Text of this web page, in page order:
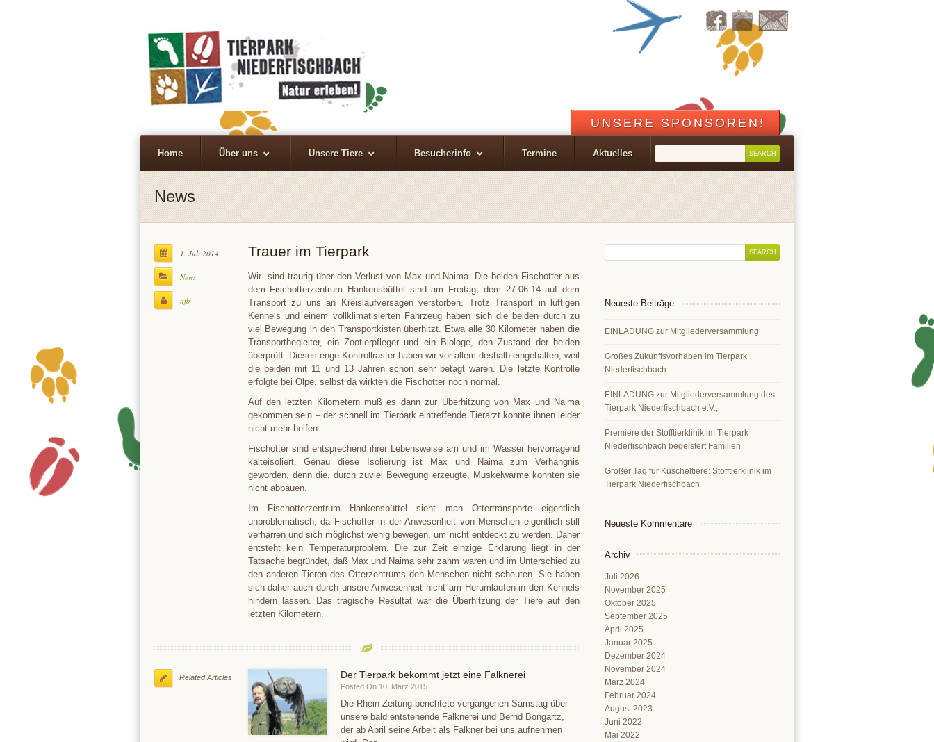
UNSERE SPONSOREN!
Home Über uns Unsere Tiere Besucherinfo Termine Aktuelles
News
1. Juli 2014
News
nfb
Trauer im Tierpark
Wir sind traurig über den Verlust von Max und Naima. Die beiden Fischotter aus
dem Fischotterzentrum Hankensbüttel sind am Freitag, dem 27.06.14 auf dem
Transport zu uns an Kreislaufversagen verstorben. Trotz Transport in luftigen
Kennels und einem vollklimatisierten Fahrzeug haben sich die beiden durch zu
viel Bewegung in den Transportkisten überhitzt. Etwa alle 30 Kilometer haben die
Transportbegleiter, ein Zootierpfleger und ein Biologe, den Zustand der beiden
überprüft. Dieses enge Kontrollraster haben wir vor allem deshalb eingehalten, weil
die beiden mit 11 und 13 Jahren schon sehr betagt waren. Die letzte Kontrolle
erfolgte bei Olpe, selbst da wirkten die Fischotter noch normal.
Auf den letzten Kilometern muß es dann zur Überhitzung von Max und Naima
gekommen sein – der schnell im Tierpark eintreffende Tierarzt konnte ihnen leider
nicht mehr helfen.
Fischotter sind entsprechend ihrer Lebensweise am und im Wasser hervorragend
kälteisoliert. Genau diese Isolierung ist Max und Naima zum Verhängnis
geworden, denn die, durch zuviel Bewegung erzeugte, Muskelwärme konnten sie
nicht abbauen.
Im Fischotterzentrum Hankensbüttel sieht man Ottertransporte eigentlich
unproblematisch, da Fischotter in der Anwesenheit von Menschen eigentlich still
verharren und sich möglichst wenig bewegen, um nicht entdeckt zu werden. Daher
entsteht kein Temperaturproblem. Die zur Zeit einzige Erklärung liegt in der
Tatsache begründet, daß Max und Naima sehr zahm waren und im Unterschied zu
den anderen Tieren des Otterzentrums den Menschen nicht scheuten. Sie haben
sich daher auch durch unsere Anwesenheit nicht am Herumlaufen in den Kennels
hindern lassen. Das tragische Resultat war die Überhitzung der Tiere auf den
letzten Kilometern.
Related Articles Der Tierpark bekommt jetzt eine Falknerei
Posted On 10. März 2015
Die Rhein-Zeitung berichtete vergangenen Samstag über
unsere bald entstehende Falknerei und Bernd Bongartz,
der ab April seine Arbeit als Falkner bei uns aufnehmen
Neueste Beiträge
EINLADUNG zur Mitgliederversammlung
Großes Zukunftsvorhaben im Tierpark
Niederfischbach
EINLADUNG zur Mitgliederversammlung des
Tierpark Niederfischbach e.V.,
Premiere der Stofftierklinik im Tierpark
Niederfischbach begeistert Familien
Großer Tag für Kuscheltiere: Stofftierklinik im
Tierpark Niederfischbach
Neueste Kommentare
Archiv
Juli 2026
November 2025
Oktober 2025
September 2025
April 2025
Januar 2025
Dezember 2024
November 2024
März 2024
Februar 2024
August 2023
Juni 2022
Mai 2022